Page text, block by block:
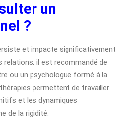
un
?
et impacte significativement
relations, il est recommandé de
ou un psychologue formé à la
permettent de travailler
et les dynamiques
de la rigidité.